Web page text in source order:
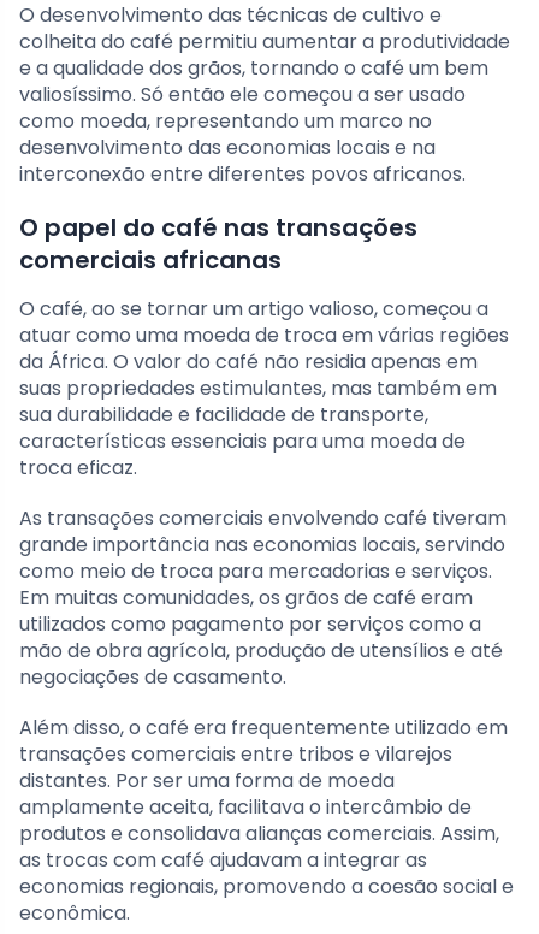
O desenvolvimento das técnicas de cultivo e
colheita do café permitiu aumentar a produtividade
e a qualidade dos grãos, tornando o café um bem
valiosíssimo. Só então ele começou a ser usado
como moeda, representando um marco no
desenvolvimento das economias locais e na
interconexão entre diferentes povos africanos.
O papel do café nas transações
comerciais africanas
O café, ao se tornar um artigo valioso, começou a
atuar como uma moeda de troca em várias regiões
da África. O valor do café não residia apenas em
suas propriedades estimulantes, mas também em
sua durabilidade e facilidade de transporte,
características essenciais para uma moeda de
troca eficaz.
As transações comerciais envolvendo café tiveram
grande importância nas economias locais, servindo
como meio de troca para mercadorias e serviços.
Em muitas comunidades, os grãos de café eram
utilizados como pagamento por serviços como a
mão de obra agrícola, produção de utensílios e até
negociações de casamento.
Além disso, o café era frequentemente utilizado em
transações comerciais entre tribos e vilarejos
distantes. Por ser uma forma de moeda
amplamente aceita, facilitava o intercâmbio de
produtos e consolidava alianças comerciais. Assim,
as trocas com café ajudavam a integrar as
economias regionais, promovendo a coesão social e
econômica.